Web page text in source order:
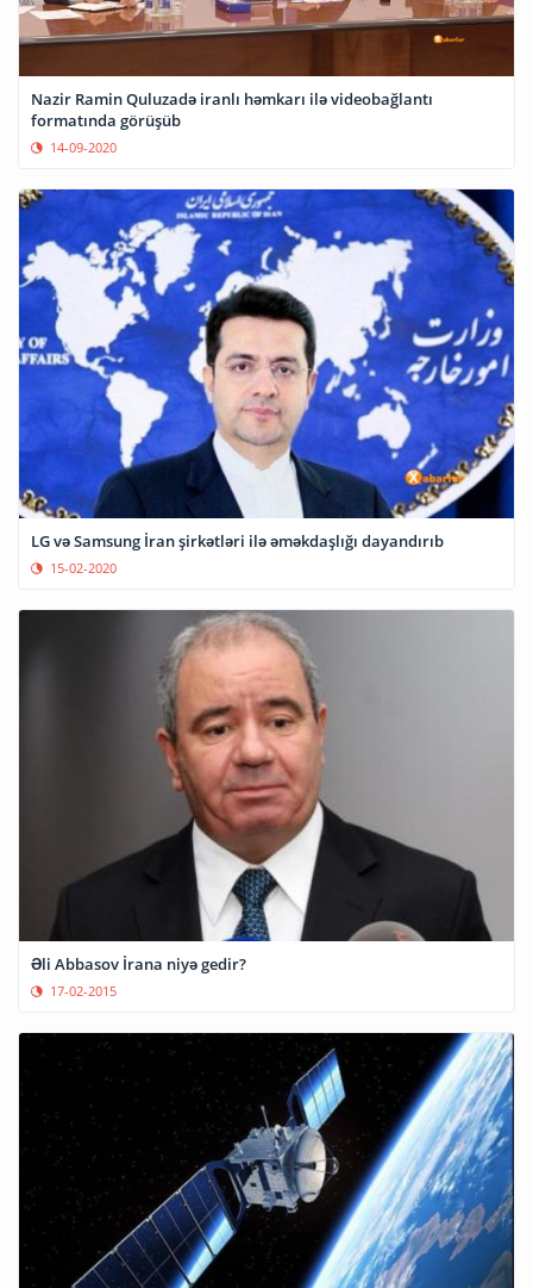
Nazir Ramin Quluzadə iranlı həmkarı ilə videobağlantı
formatında görüşüb
14-09-2020
LG və Samsung İran şirkətləri ilə əməkdaşlığı dayandırıb
15-02-2020
Əli Abbasov İrana niyə gedir?
17-02-2015